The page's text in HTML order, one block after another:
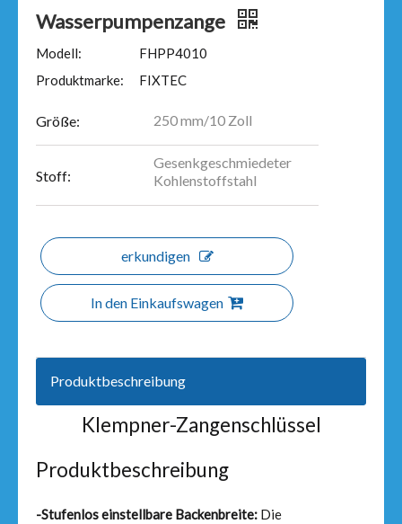
Wasserpumpenzange
Modell:
FHPP4010
Produktmarke:
FIXTEC
Größe: 250 mm/10 Zoll
Stoff:
Gesenkgeschmiedeter
Kohlenstoffstahl
erkundigen
In den Einkaufswagen
Produktbeschreibung
Klempner-Zangenschlüssel
Produktbeschreibung
-Stufenlos einstellbare Backenbreite: Die